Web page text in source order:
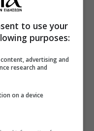
to use your
purposes:
advertising and
research and
on a device